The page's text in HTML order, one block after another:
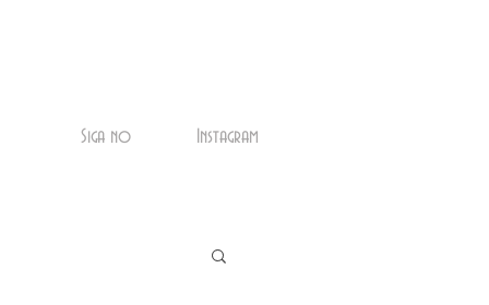
Siga no Instagram